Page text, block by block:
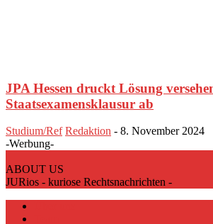
JPA Hessen druckt Lösung
Staatsexamensklausur ab
Studium/Ref Redaktion - 8. November 2024
-Werbung-
ABOUT US
JURios - kuriose Rechtsnachrichten -